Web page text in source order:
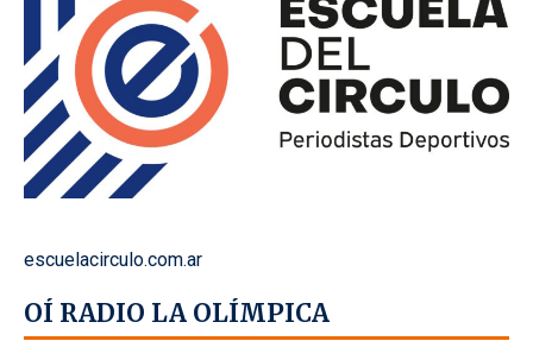
escuelacirculo.com.ar
OÍ RADIO LA OLÍMPICA